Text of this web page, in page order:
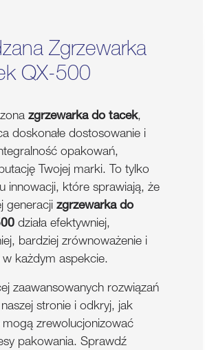
Zgrzewarka
QX-500
zgrzewarka do tacek,
doskonałe dostosowanie i
opakowań,
Twojej marki. To tylko
innowacji, które sprawiają, że
generacji zgrzewarka do
działa efektywniej,
bardziej zrównoważenie i
w każdym aspekcie.
zaawansowanych rozwiązań
stronie i odkryj, jak
zrewolucjonizować
pakowania. Sprawdź